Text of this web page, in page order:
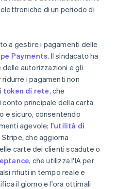
di un periodo di
a gestire i pagamenti delle
Payments. Il sindacato ha
autorizzazioni e gli
i pagamenti non
token di rete, che
principale della carta
e sicuro, consentendo
agevole; l'utilità di
Stripe, che aggiorna
carte dei clienti scadute o
, che utilizza l'IA per
rifiuti in tempo reale e
il giorno e l'ora ottimali